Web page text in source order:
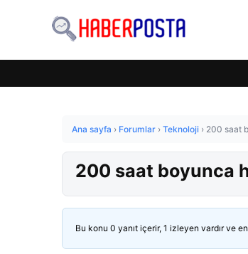
Ana sayfa › Forumlar › Teknoloji › 200 saat
200 saat boyunca
Bu konu 0 yanıt içerir, 1 izleyen vardır ve